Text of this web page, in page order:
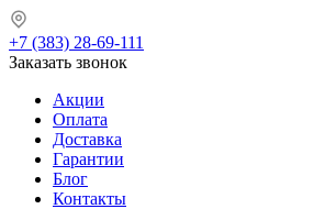
+7 (383) 28-69-111
Заказать звонок
Акции
Оплата
Доставка
Гарантии
Блог
Контакты